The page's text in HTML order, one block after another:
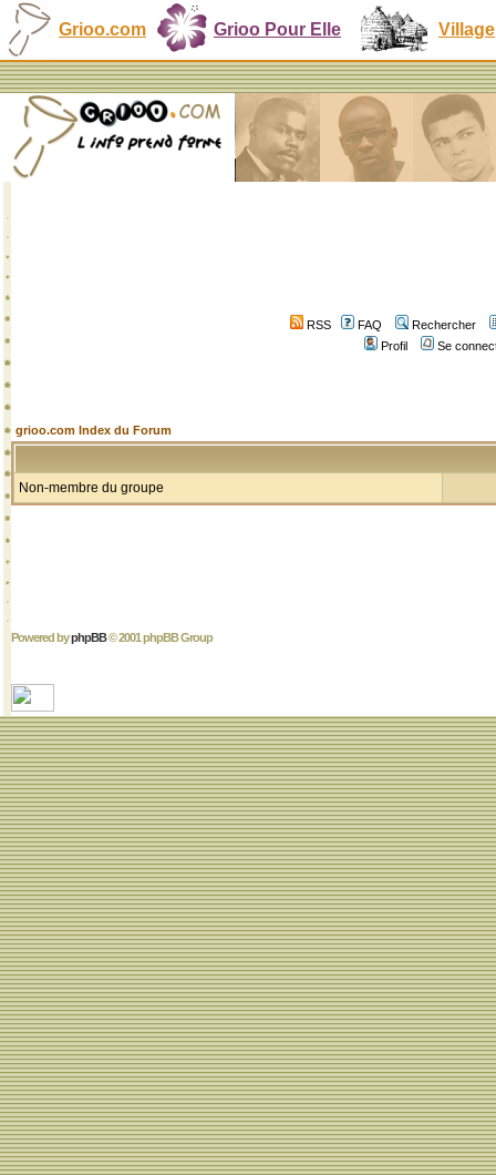
Grioo.com Grioo Pour Elle Village
RSS FAQ
Rechercher
Profil
Se
grioo.com Index du Forum
Non-membre du groupe
Powered byphpBB© 2001 phpBB Group